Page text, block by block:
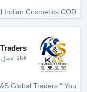
Cosmetics COD...
🌍📱
قناة
Global Traders " You...